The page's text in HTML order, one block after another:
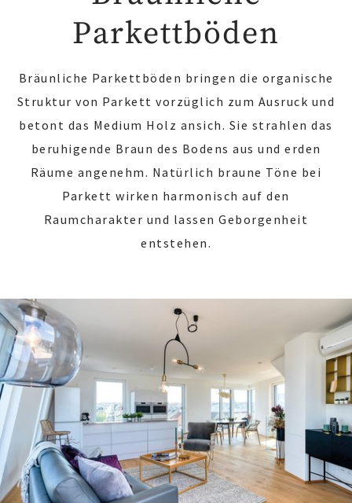
Parkettböden
Bräunliche Parkettböden bringen die organische
Struktur von Parkett vorzüglich zum Ausruck und
betont das Medium Holz ansich. Sie strahlen das
beruhigende Braun des Bodens aus und erden
Räume angenehm. Natürlich braune Töne bei
Parkett wirken harmonisch auf den
Raumcharakter und lassen Geborgenheit
entstehen.